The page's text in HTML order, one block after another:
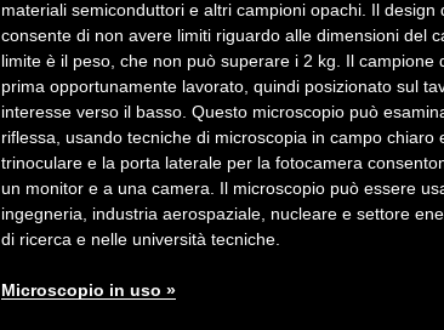
materiali semiconduttori e altri campioni opachi. Il design
consente di non avere limiti riguardo alle dimensioni del
limite è il peso, che non può superare i 2 kg. Il campione
prima opportunamente lavorato, quindi posizionato sul
interesse verso il basso. Questo microscopio può
riflessa, usando tecniche di microscopia in campo chiaro
trinoculare e la porta laterale per la fotocamera
un monitor e a una camera. Il microscopio può essere
ingegneria, industria aerospaziale, nucleare e settore
di ricerca e nelle università tecniche.
Microscopio in uso »